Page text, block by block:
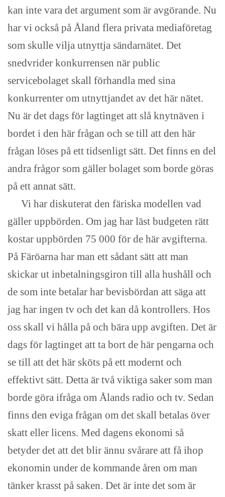
kan inte vara det argument som är avgörande. Nu
har vi också på Åland flera privata mediaföretag
som skulle vilja utnyttja sändarnätet. Det
snedvrider konkurrensen när public
servicebolaget skall förhandla med sina
konkurrenter om utnyttjandet av det här nätet.
Nu är det dags för lagtinget att slå knytnäven i
bordet i den här frågan och se till att den här
frågan löses på ett tidsenligt sätt. Det finns en del
andra frågor som gäller bolaget som borde göras
på ett annat sätt.
Vi har diskuterat den färiska modellen vad
gäller uppbörden. Om jag har läst budgeten rätt
kostar uppbörden 75 000 för de här avgifterna.
På Färöarna har man ett sådant sätt att man
skickar ut inbetalningsgiron till alla hushåll och
de som inte betalar har bevisbördan att säga att
jag har ingen tv och det kan då kontrollers. Hos
oss skall vi hålla på och bära upp avgiften. Det är
dags för lagtinget att ta bort de här pengarna och
se till att det här sköts på ett modernt och
effektivt sätt. Detta är två viktiga saker som man
borde göra ifråga om Ålands radio och tv. Sedan
finns den eviga frågan om det skall betalas över
skatt eller licens. Med dagens ekonomi så
betyder det att det blir ännu svårare att få ihop
ekonomin under de kommande åren om man
tänker krasst på saken. Det är inte det som är